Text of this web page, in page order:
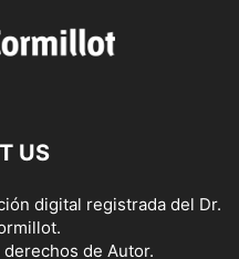
US
digital registrada del Dr.
de Autor.